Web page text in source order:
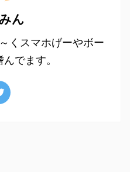
ん
くスマホげーやボー
でます。